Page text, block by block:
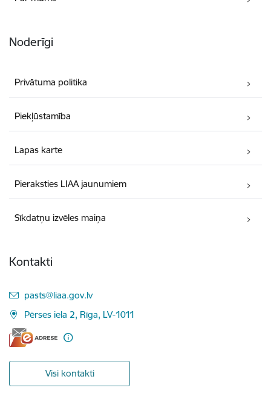
Noderīgi
Privātuma politika
Piekļūstamība
Lapas karte
Pieraksties LIAA jaunumiem
Sīkdatņu izvēles maiņa
Kontakti
E-pasts:
pasts@liaa.gov.lv
Pērses iela 2, Rīga, LV-1011
Visi kontakti